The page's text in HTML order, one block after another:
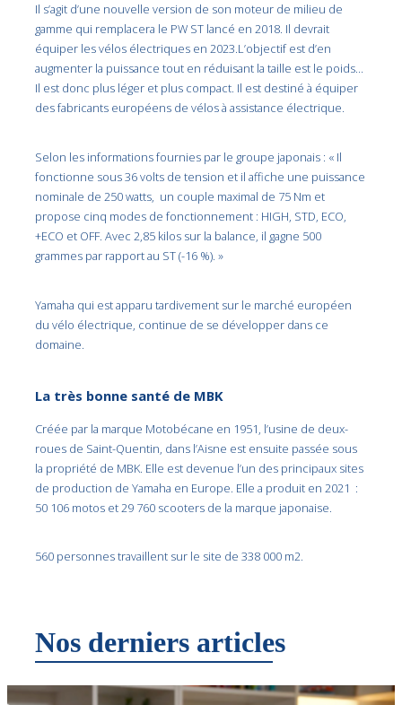
Il s’agit d’une nouvelle version de son moteur de milieu de
gamme qui remplacera le PW ST lancé en 2018. Il devrait
équiper les vélos électriques en 2023.L’objectif est d’en
augmenter la puissance tout en réduisant la taille est le poids…
Il est donc plus léger et plus compact. Il est destiné à équiper
des fabricants européens de vélos à assistance électrique.
Selon les informations fournies par le groupe japonais : « Il
fonctionne sous 36 volts de tension et il affiche une puissance
nominale de 250 watts, un couple maximal de 75 Nm et
propose cinq modes de fonctionnement : HIGH, STD, ECO,
+ECO et OFF. Avec 2,85 kilos sur la balance, il gagne 500
grammes par rapport au ST (-16 %). »
Yamaha qui est apparu tardivement sur le marché européen
du vélo électrique, continue de se développer dans ce
domaine.
La très bonne santé de MBK
Créée par la marque Motobécane en 1951, l’usine de deux-
roues de Saint-Quentin, dans l’Aisne est ensuite passée sous
la propriété de MBK. Elle est devenue l’un des principaux sites
de production de Yamaha en Europe. Elle a produit en 2021 :
50 106 motos et 29 760 scooters de la marque japonaise.
560 personnes travaillent sur le site de 338 000 m2.
Nos derniers articles